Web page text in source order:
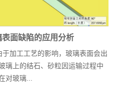
面缺陷的应用分析
加工工艺的影响，玻璃表面会出
璃上的结石、砂粒因运输过程中
对玻璃...